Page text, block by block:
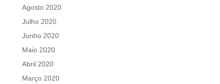
Agosto 2020
Julho 2020
Junho 2020
Maio 2020
Abril 2020
Março 2020